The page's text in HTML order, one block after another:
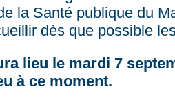
la Santé publique du
dès que possible
lieu le mardi 7
à ce moment.